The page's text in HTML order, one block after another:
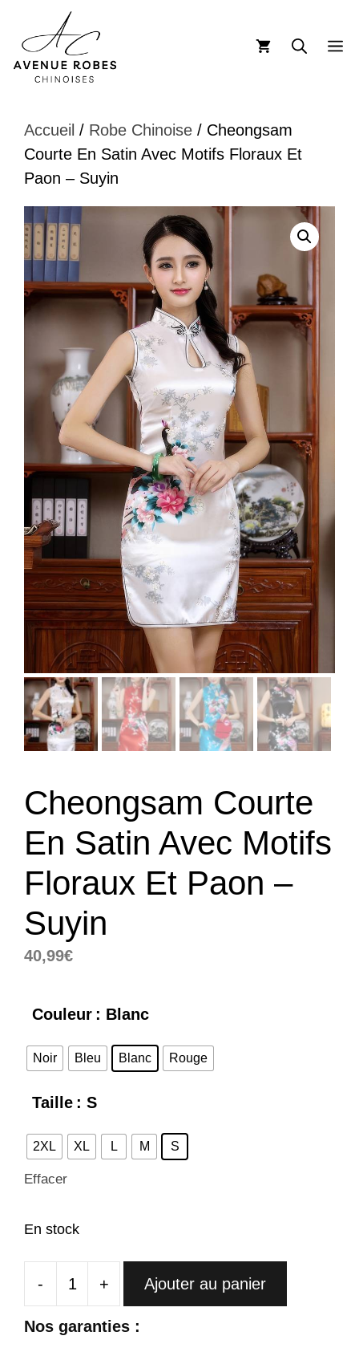
contenu
Accueil / Robe Chinoise / Cheongsam
Courte En Satin Avec Motifs Floraux Et
Paon – Suyin
Cheongsam Courte
En Satin Avec Motifs
Floraux Et Paon –
Suyin
40,99€
Couleur : Blanc
Noir Bleu Blanc Rouge
Taille : S
2XL XL L M S
Effacer
En stock
-
quantité
de
+ Ajouter au panier
Nos garanties :